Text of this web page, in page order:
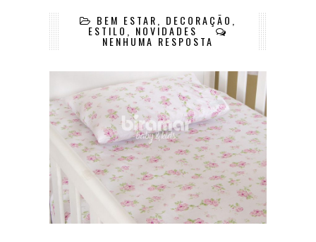
BEM ESTAR DECORAÇÃO
ESTILO NOVIDADES
NENHUMA RESPOSTA